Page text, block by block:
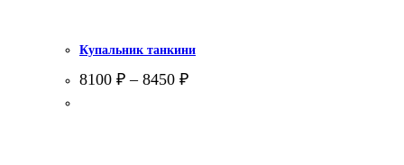
Купальник танкини
8100 ₽ – 8450 ₽